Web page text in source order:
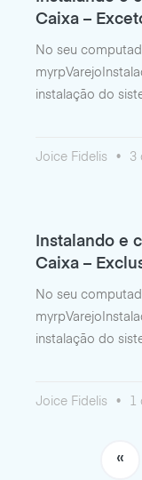
Caixa –
No seu
instalação do
Joice Fidelis 3
Instalando e
Caixa –
No seu
instalação do
Joice Fidelis 1
«